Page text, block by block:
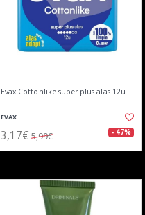
Evax Cottonlike super plus alas 12u
EVAX
3,17€ 5,99€ - 47%